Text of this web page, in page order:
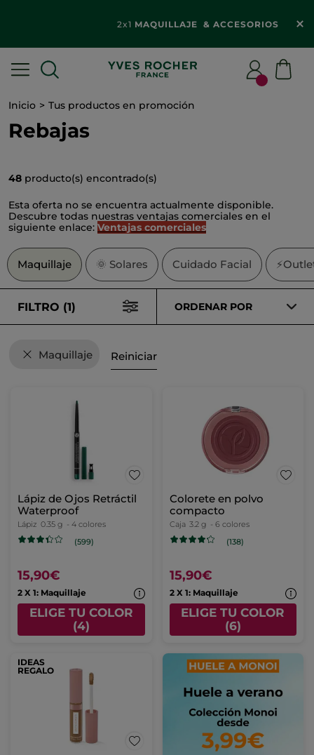
MAQUILLAJE & ACCESORIOS​
Inicio Tus productos en promoción
Rebajas
48 producto(s) encontrado(s)
Esta oferta no se encuentra actualmente disponible.
Descubre todas nuestras ventajas comerciales en el
siguiente enlace: Ventajas comerciales
Maquillaje 🌞 Solares Cuidado Facial
FILTRO (1) ORDENAR POR
Maquillaje Reiniciar
Lápiz de Ojos Retráctil
Waterproof
Lápiz 0.35 g - 4 colores
(599)
15,90€
2 X 1: Maquillaje
ELIGE TU COLOR
(4)
Colorete en polvo
compacto
Caja 3.2 g - 6 colores
(138)
15,90€
2 X 1: Maquillaje
ELIGE TU COLOR
(6)
IDEAS
REGALO